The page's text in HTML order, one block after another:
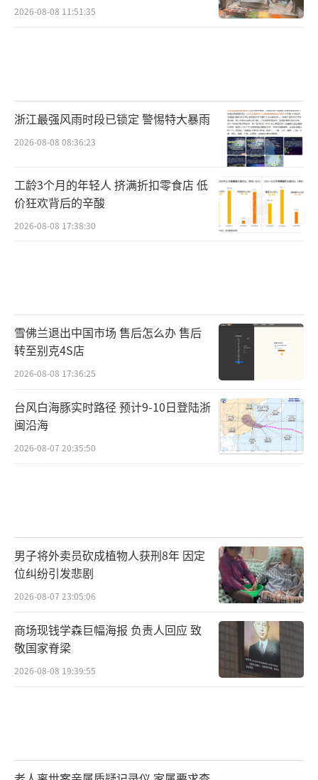
2026-08-08 11:51:35
浙江最强风雨时段已锁定 警惕特大暴雨
2026-08-08 08:36:23
工龄3个月的年轻人 挤满折扣零食店 低
价狂欢背后的辛酸
2026-08-08 17:38:30
雪佛兰退出中国市场 售后怎么办 售后
转至别克4S店
2026-08-08 17:36:25
台风白海豚实时路径 预计9-10日登陆浙
闽沿海
2026-08-07 20:35:50
男子将外卖员砍成植物人获刑8年 因定
位纠纷引发悲剧
2026-08-07 23:05:06
商场现钱学森巨幅海报 负责人回应 致
敬国家脊梁
2026-08-08 19:39:55